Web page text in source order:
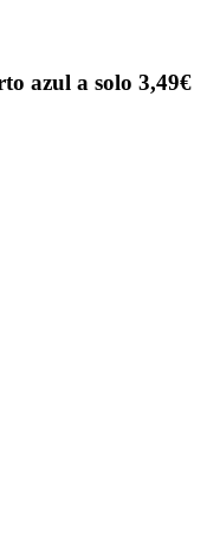
azul a solo 3,49€